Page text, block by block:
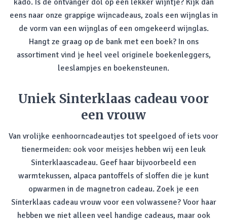
kado. Is de ontvanger dol op een lekker wijntje? Kijk dan
eens naar onze grappige wijncadeaus, zoals een wijnglas in
de vorm van een wijnglas of een omgekeerd wijnglas.
Hangt ze graag op de bank met een boek? In ons
assortiment vind je heel veel originele boekenleggers,
leeslampjes en boekensteunen.
Uniek Sinterklaas cadeau voor
een vrouw
Van vrolijke eenhoorncadeautjes tot speelgoed of iets voor
tienermeiden: ook voor meisjes hebben wij een leuk
Sinterklaascadeau. Geef haar bijvoorbeeld een
warmtekussen, alpaca pantoffels of sloffen die je kunt
opwarmen in de magnetron cadeau. Zoek je een
Sinterklaas cadeau vrouw voor een volwassene? Voor haar
hebben we niet alleen veel handige cadeaus, maar ook